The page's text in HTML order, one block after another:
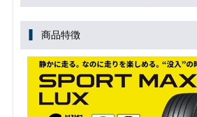
商品特徴